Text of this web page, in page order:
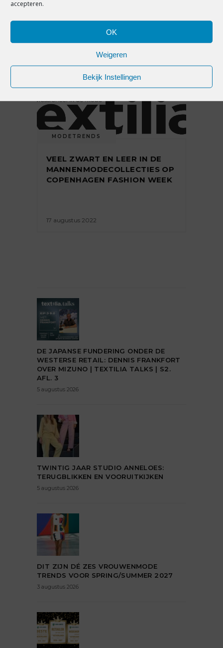
accepteren.
OK
Weigeren
Bekijk Instellingen
MEER EDGY NAJAARSLOOKS
MODETRENDS
VEEL ZWART EN LEER IN DE
MANNENMODECOLLECTIES OP
COPENHAGEN FASHION WEEK
17 augustus 2022
DE JAPANSE FUNDERING ONDER DE
WESTERSE RETAIL: DENNIS FRANKFORT
OVER MIZUNO | TEXTILIA TALKS | S2.
AFL. 3
5 augustus 2026
TWINTIG JAAR STUDIO ANNELOES:
TERUGBLIKKEN EN VOORUITKIJKEN
5 augustus 2026
DIT ZIJN DÉ ZES VROUWENMODE
TRENDS VOOR SPRING/SUMMER 2027
3 augustus 2026